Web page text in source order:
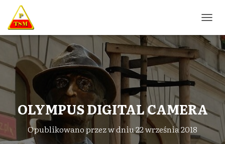
R
Z
Ą
C
Z
A
I
G
OLYMPUS DIGITAL CAMERA
Opublikowano przezw dniu22 września 2018